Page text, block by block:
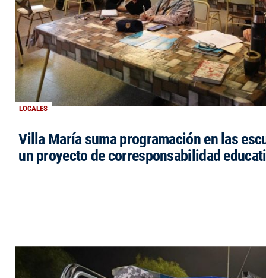
LOCALES
Villa María suma programación en las
un proyecto de corresponsabilidad